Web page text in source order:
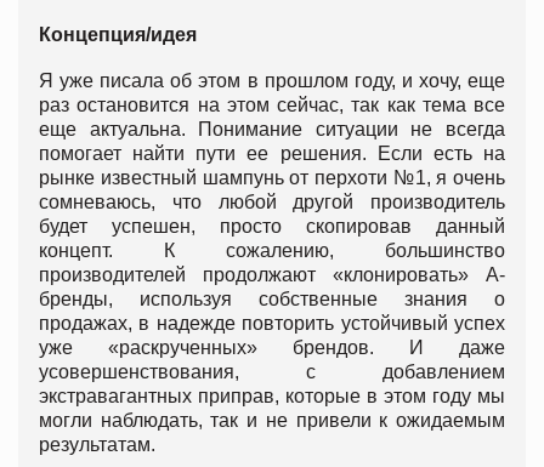
Концепция/идея
Я уже писала об этом в прошлом году, и хочу, еще
раз остановится на этом сейчас, так как тема все
еще актуальна. Понимание ситуации не всегда
помогает найти пути ее решения. Если есть на
рынке известный шампунь от перхоти №1, я очень
сомневаюсь, что любой другой производитель
будет успешен, просто скопировав данный
концепт. К сожалению, большинство
производителей продолжают «клонировать» А-
бренды, используя собственные знания о
продажах, в надежде повторить устойчивый успех
уже «раскрученных» брендов. И даже
усовершенствования, с добавлением
экстравагантных приправ, которые в этом году мы
могли наблюдать, так и не привели к ожидаемым
результатам.